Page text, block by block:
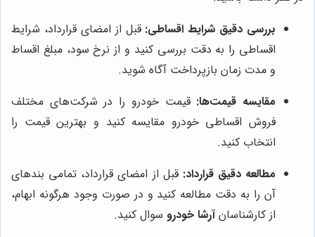
بررسی دقیق شرایط اقساطی: قبل از امضای قرارداد، شرایط
اقساطی را به دقت بررسی کنید و از نرخ سود، مبلغ اقساط
و مدت زمان بازپرداخت آگاه شوید.
مقایسه قیمت‌ها: قیمت خودرو را در شرکت‌های مختلف
فروش اقساطی خودرو مقایسه کنید و بهترین قیمت را
انتخاب کنید.
مطالعه دقیق قرارداد: قبل از امضای قرارداد، تمامی بندهای
آن را به دقت مطالعه کنید و در صورت وجود هرگونه ابهام،
از کارشناسانآرشا خودرو سوال کنید.